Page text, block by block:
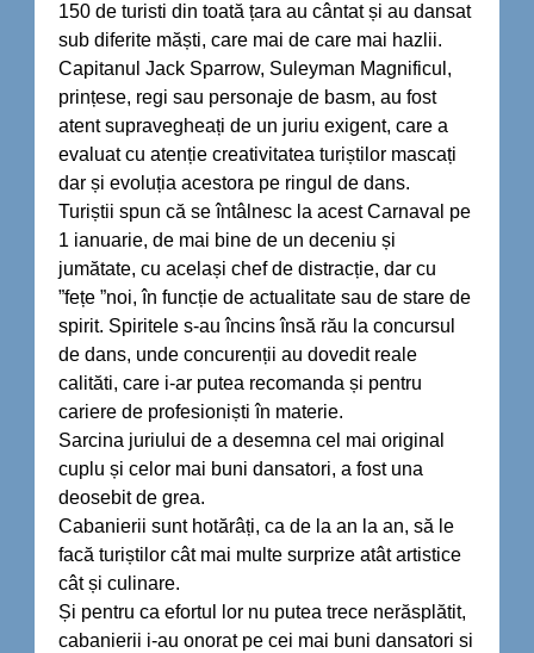
150 de turisti din toată țara au cântat și au dansat
sub diferite măști, care mai de care mai hazlii.
Capitanul Jack Sparrow, Suleyman Magnificul,
prințese, regi sau personaje de basm, au fost
atent supravegheați de un juriu exigent, care a
evaluat cu atenție creativitatea turiștilor mascați
dar și evoluția acestora pe ringul de dans.
Turiștii spun că se întâlnesc la acest Carnaval pe
1 ianuarie, de mai bine de un deceniu și
jumătate, cu același chef de distracție, dar cu
”fețe ”noi, în funcție de actualitate sau de stare de
spirit. Spiritele s-au încins însă rău la concursul
de dans, unde concurenții au dovedit reale
calităti, care i-ar putea recomanda și pentru
cariere de profesioniști în materie.
Sarcina juriului de a desemna cel mai original
cuplu și celor mai buni dansatori, a fost una
deosebit de grea.
Cabanierii sunt hotărâți, ca de la an la an, să le
facă turiștilor cât mai multe surprize atât artistice
cât și culinare.
Și pentru ca efortul lor nu putea trece nerăsplătit,
cabanierii i-au onorat pe cei mai buni dansatori si